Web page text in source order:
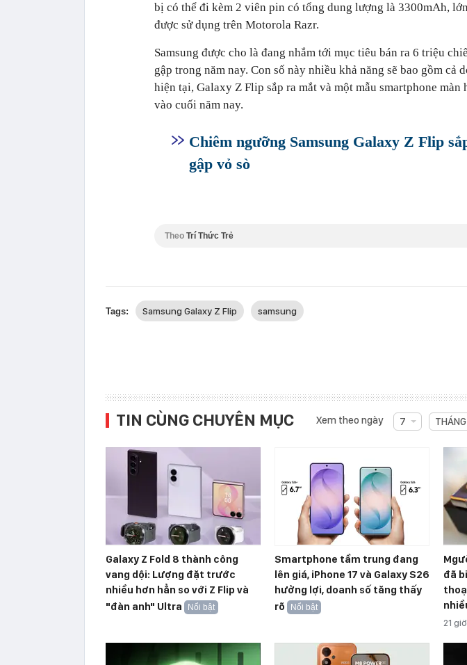
bị có thể đi kèm 2 viên pin có tổng dung lượng là 3300mAh,
được sử dụng trên Motorola Razr.
Samsung được cho là đang nhắm tới mục tiêu bán ra 6 triệu
gập trong năm nay. Con số này nhiều khả năng sẽ bao gồm cả
hiện tại, Galaxy Z Flip sắp ra mắt và một mẫu smartphone màn
vào cuối năm nay.
Chiêm ngưỡng Samsung Galaxy Z Flip
gập vỏ sò
Theo Trí Thức Trẻ
Tags: Samsung Galaxy Z Flip samsung
TIN CÙNG CHUYÊN MỤC Xem theo ngày 7
Galaxy Z Fold 8 thành công
vang dội: Lượng đặt trước
nhiều hơn hẳn so với Z Flip và
"đàn anh" Ultra
Nổi bật
Smartphone tầm trung đang
lên giá, iPhone 17 và Galaxy S26
hưởng lợi, doanh số tăng thấy
rõ
Nổi bật
đã
21